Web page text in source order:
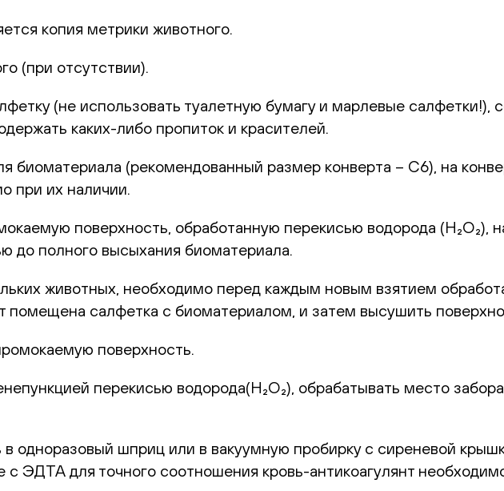
копия метрики животного.
отсутствии).
(не использовать туалетную бумагу и марлевые салфетки!),
каких-либо пропиток и красителей.
(рекомендованный размер конверта – С6), на
при их наличии.
поверхность, обработанную перекисью водорода (H₂O₂),
до полного высыхания биоматериала.
животных, необходимо перед каждым новым взятием
помещена салфетка с биоматериалом, и затем высушить
поверхность.
перекисью водорода(H₂O₂), обрабатывать место
шприц или в вакуумную пробирку с сиреневой
ЭДТА для точного соотношения кровь-антикоагулянт